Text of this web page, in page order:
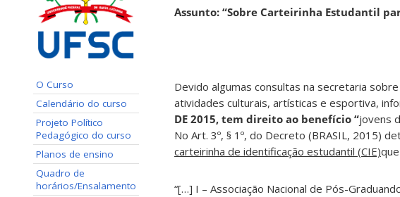
O Curso
Calendário do curso
Projeto Político
Pedagógico do curso
Planos de ensino
Quadro de
horários/Ensalamento
Assunto: “Sobre Carteirinha Estudantil
Devido algumas consultas na secretaria
atividades culturais, artísticas e esportiva,
DE 2015, tem direito ao benefício “jovens
No Art. 3º, § 1º, do Decreto (BRASIL, 2015)
carteirinha de identificação estudantil (CIE)
“[…] I – Associação Nacional de Pós-